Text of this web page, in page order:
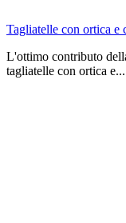
Tagliatelle con ortica e
L'ottimo contributo
tagliatelle con ortica e...